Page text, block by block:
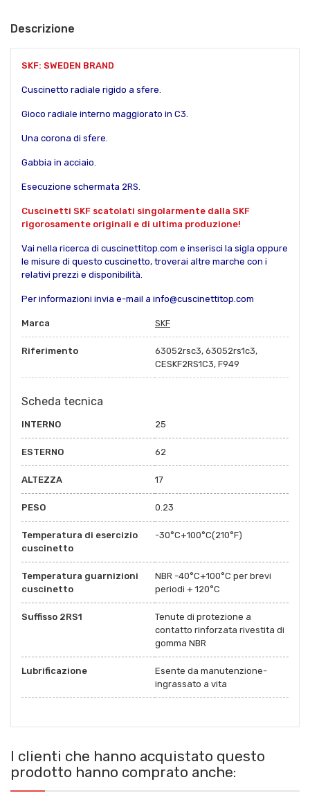
Descrizione
SKF: SWEDEN BRAND
Cuscinetto radiale rigido a sfere.
Gioco radiale interno maggiorato in C3.
Una corona di sfere.
Gabbia in acciaio.
Esecuzione schermata 2RS.
Cuscinetti SKF scatolati singolarmente dalla SKF
rigorosamente originali e di ultima produzione!
Vai nella ricerca di cuscinettitop.com e inserisci la sigla oppure
le misure di questo cuscinetto, troverai altre marche con i
relativi prezzi e disponibilità.
Per informazioni invia e-mail a info@cuscinettitop.com
Marca SKF
Riferimento
63052rsc3, 63052rs1c3,
CESKF2RS1C3, F949
Scheda tecnica
INTERNO 25
ESTERNO 62
ALTEZZA 17
PESO 0.23
Temperatura di esercizio
cuscinetto
-30°C+100°C(210°F)
Temperatura guarnizioni
cuscinetto
NBR -40°C+100°C per brevi
periodi + 120°C
Suffisso 2RS1
Tenute di protezione a
contatto rinforzata rivestita di
gomma NBR
Lubrificazione
Esente da manutenzione-
ingrassato a vita
I clienti che hanno acquistato questo
prodotto hanno comprato anche: